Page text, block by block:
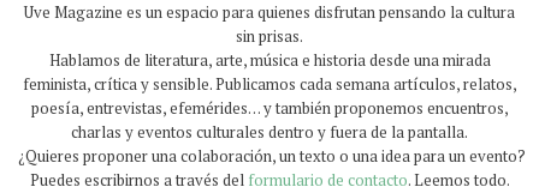
Uve Magazine es un espacio para quienes disfrutan pensando la cultura
sin prisas.
Hablamos de literatura, arte, música e historia desde una mirada
feminista, crítica y sensible. Publicamos cada semana artículos, relatos,
poesía, entrevistas, efemérides… y también proponemos encuentros,
charlas y eventos culturales dentro y fuera de la pantalla.
¿Quieres proponer una colaboración, un texto o una idea para un evento?
Puedes escribirnos a través del formulario de contacto. Leemos todo.